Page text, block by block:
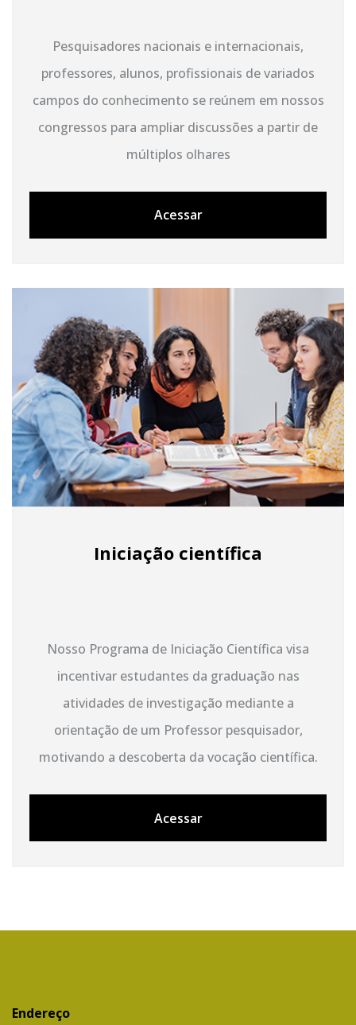
Pesquisadores nacionais e internacionais,
professores, alunos, profissionais de variados
campos do conhecimento se reúnem em nossos
congressos para ampliar discussões a partir de
múltiplos olhares
Acessar
Iniciação científica
Nosso Programa de Iniciação Científica visa
incentivar estudantes da graduação nas
atividades de investigação mediante a
orientação de um Professor pesquisador,
motivando a descoberta da vocação científica.
Acessar
Endereço